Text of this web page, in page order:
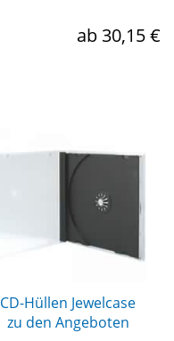
ab 30,15 €
CD-Hüllen Jewelcase
zu den Angeboten